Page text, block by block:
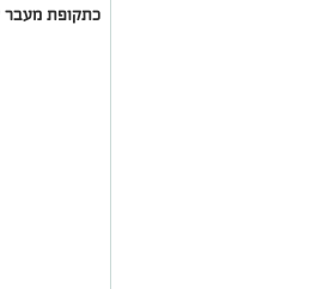
כתקופת מעבר